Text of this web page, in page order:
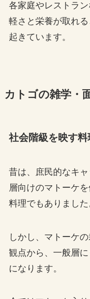
各家庭やレストラ
軽さと栄養が取れ
起きています。
カトゴの雑学・
社会階級を映す料
昔は、庶民的なキ
層向けのマトーケ
料理でもありました
しかし、マトーケ
観点から、一般層
になります。